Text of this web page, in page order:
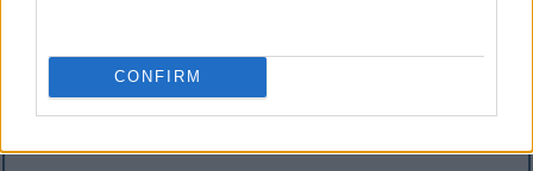
CONFIRM
θεραπεία - προσδίδει στην εικόνα πολυεπίπεδη
σημασία, επιτρέποντας στον θεατή να δει την
κανέλα όχι απλώς ως συστατικό αλλά ως έμβλημα